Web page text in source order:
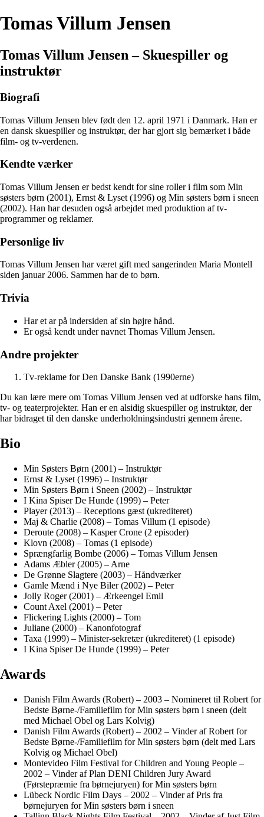
Tomas Villum Jensen
Tomas Villum Jensen – Skuespiller og
instruktør
Biografi
Tomas Villum Jensen blev født den 12. april 1971 i Danmark. Han er
en dansk skuespiller og instruktør, der har gjort sig bemærket i både
film- og tv-verdenen.
Kendte værker
Tomas Villum Jensen er bedst kendt for sine roller i film som Min
søsters børn (2001), Ernst & Lyset (1996) og Min søsters børn i sneen
(2002). Han har desuden også arbejdet med produktion af tv-
programmer og reklamer.
Personlige liv
Tomas Villum Jensen har været gift med sangerinden Maria Montell
siden januar 2006. Sammen har de to børn.
Trivia
Har et ar på indersiden af sin højre hånd.
Er også kendt under navnet Thomas Villum Jensen.
Andre projekter
Tv-reklame for Den Danske Bank (1990erne)
Du kan lære mere om Tomas Villum Jensen ved at udforske hans film,
tv- og teaterprojekter. Han er en alsidig skuespiller og instruktør, der
har bidraget til den danske underholdningsindustri gennem årene.
Bio
Min Søsters Børn (2001) – Instruktør
Ernst & Lyset (1996) – Instruktør
Min Søsters Børn i Sneen (2002) – Instruktør
I Kina Spiser De Hunde (1999) – Peter
Player (2013) – Receptions gæst (ukrediteret)
Maj & Charlie (2008) – Tomas Villum (1 episode)
Deroute (2008) – Kasper Crone (2 episoder)
Klovn (2008) – Tomas (1 episode)
Sprængfarlig Bombe (2006) – Tomas Villum Jensen
Adams Æbler (2005) – Arne
De Grønne Slagtere (2003) – Håndværker
Gamle Mænd i Nye Biler (2002) – Peter
Jolly Roger (2001) – Ærkeengel Emil
Count Axel (2001) – Peter
Flickering Lights (2000) – Tom
Juliane (2000) – Kanonfotograf
Taxa (1999) – Minister-sekretær (ukrediteret) (1 episode)
I Kina Spiser De Hunde (1999) – Peter
Awards
Danish Film Awards (Robert) – 2003 – Nomineret til Robert for
Bedste Børne-/Familiefilm for Min søsters børn i sneen (delt
med Michael Obel og Lars Kolvig)
Danish Film Awards (Robert) – 2002 – Vinder af Robert for
Bedste Børne-/Familiefilm for Min søsters børn (delt med Lars
Kolvig og Michael Obel)
Montevideo Film Festival for Children and Young People –
2002 – Vinder af Plan DENI Children Jury Award
(Førstepræmie fra børnejuryen) for Min søsters børn
Lübeck Nordic Film Days – 2002 – Vinder af Pris fra
børnejuryen for Min søsters børn i sneen